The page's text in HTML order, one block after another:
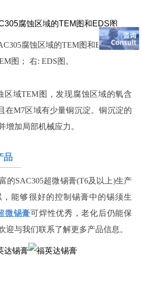
腐蚀区域的TEM图和EDS图:
图； 右: EDS图。
区域TEM图，发现腐蚀区域的氧含
在M7区域有少量铜沉淀。铜沉淀的
增加局部机械应力。
品
的SAC305超微锡膏(T6及以上)生产
能够很好的控制锡膏中的锡须生
微锡膏可焊性优秀，老化后仍能保
迎与我们联系了解更多产品信息。